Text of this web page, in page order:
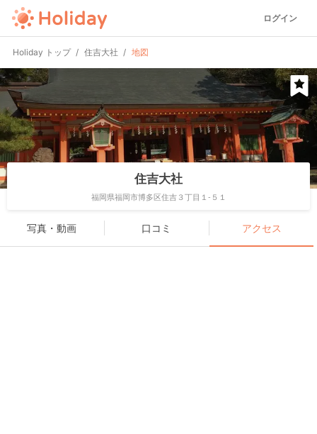
ログイン
Holiday トップ 住吉大社 地図
住吉大社
福岡県福岡市博多区住吉３丁目１-５１
写真・動画 口コミ アクセス